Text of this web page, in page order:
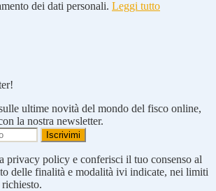
dei dati personali. Leggi tutto
ultime novità del mondo del fisco online,
la nostra newsletter.
privacy policy e conferisci il tuo consenso al
delle finalità e modalità ivi indicate, nei limiti